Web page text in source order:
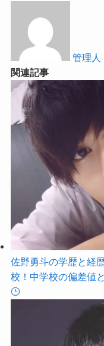
管理人
関連記事
佐野勇斗の学歴と経
校！中学校の偏差値